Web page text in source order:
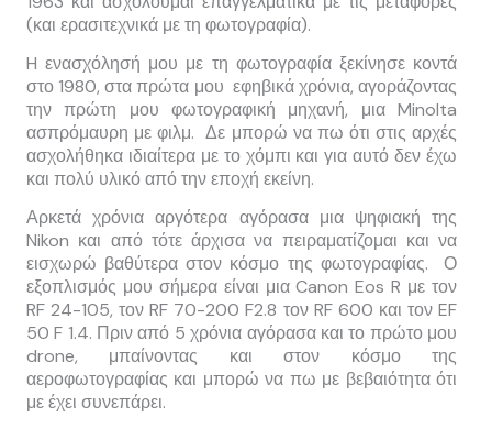
(και ερασιτεχνικά με τη φωτογραφία).
H ενασχόλησή μου με τη φωτογραφία ξεκίνησε κοντά
στο 1980, στα πρώτα μου εφηβικά χρόνια, αγοράζοντας
την πρώτη μου φωτογραφική μηχανή, μια Minolta
ασπρόμαυρη με φιλμ. Δε μπορώ να πω ότι στις αρχές
ασχολήθηκα ιδιαίτερα με το χόμπι και για αυτό δεν έχω
και πολύ υλικό από την εποχή εκείνη.
Αρκετά χρόνια αργότερα αγόρασα μια ψηφιακή της
Nikon και από τότε άρχισα να πειραματίζομαι και να
εισχωρώ βαθύτερα στον κόσμο της φωτογραφίας. Ο
εξοπλισμός μου σήμερα είναι μια Canon Eos R με τον
RF 24-105, τον RF 70-200 F2.8 τον RF 600 και τον EF
50 F 1.4. Πριν από 5 χρόνια αγόρασα και το πρώτο μου
drone, μπαίνοντας και στον κόσμο της
αεροφωτογραφίας και μπορώ να πω με βεβαιότητα ότι
με έχει συνεπάρει.